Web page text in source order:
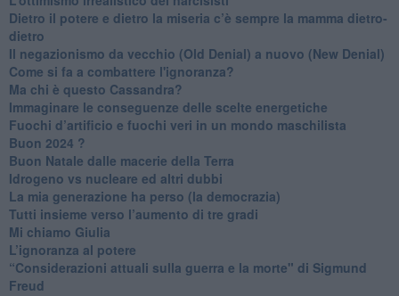
​Dietro il potere e dietro la miseria c’è sempre la mamma dietro-
dietro
Il negazionismo da vecchio (Old Denial) a nuovo (New Denial)
Come si fa a combattere l'ignoranza?
Ma chi è questo Cassandra?
Immaginare le conseguenze delle scelte energetiche
​Fuochi d’artificio e fuochi veri in un mondo maschilista
Buon 2024 ?
​Buon Natale dalle macerie della Terra
​Idrogeno vs nucleare ed altri dubbi
​La mia generazione ha perso (la democrazia)
​Tutti insieme verso l’aumento di tre gradi
Mi chiamo Giulia
L’ignoranza al potere
​“Considerazioni attuali sulla guerra e la morte" di Sigmund
Freud